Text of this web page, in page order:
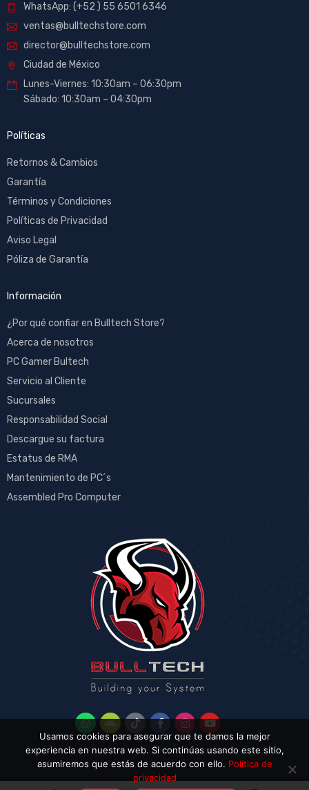
WhatsApp: (+52 ) 55 6501 6346
ventas@bulltechstore.com
director@bulltechstore.com
Ciudad de México
Lunes-Viernes: 10:30am – 06:30pm
Sábado: 10:30am – 04:30pm
Políticas
Retornos & Cambios
Garantía
Términos y Condiciones
Políticas de Privacidad
Aviso Legal
Póliza de Garantía
Información
¿Por qué confiar en Bulltech Store?
Acerca de nosotros
PC Gamer Bultech
Servicio al Cliente
Sucursales
Responsabilidad Social
Descargue su factura
Estatus de RMA
Mantenimiento de PC´s
Assembled Pro Computer
Usamos cookies para asegurar que te damos la mejor
experiencia en nuestra web. Si continúas usando este sitio,
asumiremos que estás de acuerdo con ello. Política de
privacidad